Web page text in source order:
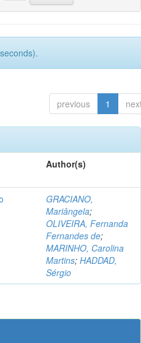
previous 1
Author(s)
GRACIANO,
Mariângela;
OLIVEIRA, Fernanda
Fernandes de;
MARINHO, Carolina
Martins; HADDAD,
Sérgio